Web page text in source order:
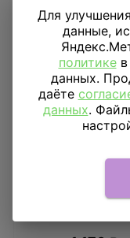
Шар фигура
Для
данные,
политикев
данных.
даёте
данных.